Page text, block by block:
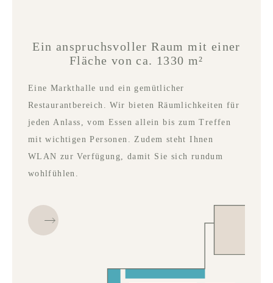
Ein anspruchsvoller Raum mit einer
Fläche von ca. 1330 m²
Eine Markthalle und ein gemütlicher
Restaurantbereich. Wir bieten Räumlichkeiten für
jeden Anlass, vom Essen allein bis zum Treffen
mit wichtigen Personen. Zudem steht Ihnen
WLAN zur Verfügung, damit Sie sich rundum
wohlfühlen.